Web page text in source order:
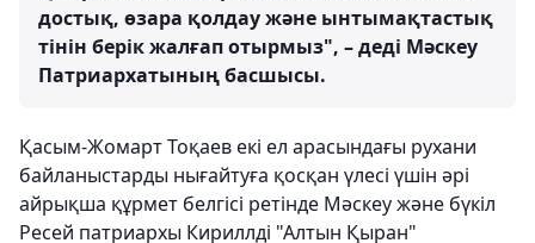
достық, өзара қолдау және ынтымақтастық
тінін берік жалғап отырмыз", – деді Мәскеу
Патриархатының басшысы.
Қасым-Жомарт Тоқаев екі ел арасындағы рухани
байланыстарды нығайтуға қосқан үлесі үшін әрі
айрықша құрмет белгісі ретінде Мәскеу және бүкіл
Ресей патриархы Кириллді "Алтын Қыран"